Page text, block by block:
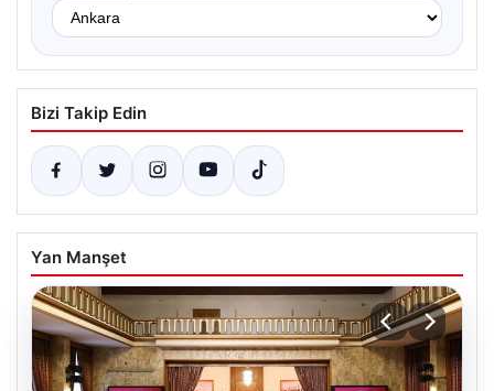
Bizi Takip Edin
Yan Manşet